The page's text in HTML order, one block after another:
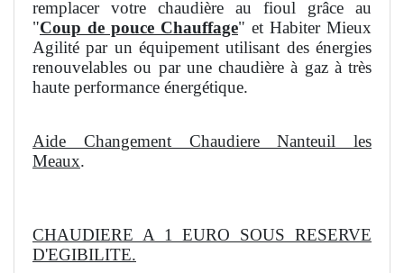
remplacer votre chaudière au fioul grâce au
"Coup de pouce Chauffage" et Habiter Mieux
Agilité par un équipement utilisant des énergies
renouvelables ou par une chaudière à gaz à très
haute performance énergétique.
Aide Changement Chaudiere Nanteuil les
Meaux.
CHAUDIERE A 1 EURO SOUS RESERVE
D'EGIBILITE.